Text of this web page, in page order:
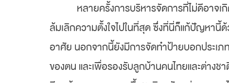
หลายครั้งการบริหารจัดการที่ไม่ดีอาจเ
ล้มเลิกความตั้งใจไปในที่สุด ซึ่งที่นี่ก็แก้ปัญหา
อาศัย นอกจากนี้ยังมีการจัดทำป้ายบอกประเภ
ของตน และเพื่อรองรับลูกบ้านคนไทยและต่าง